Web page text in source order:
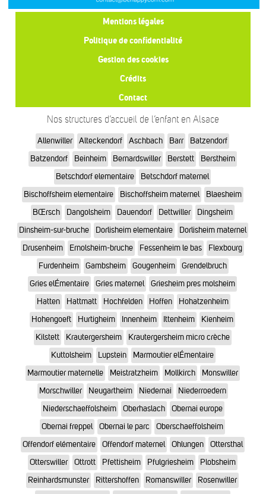
Mentions légales
Politique de confidentialité
Gestion des cookies
Crédits
Contact
Nos structures d’accueil de l’enfant en Alsace
Allenwiller Alteckendorf Aschbach Barr
Batzendorf
Batzendorf
Beinheim Bernardswiller Berstett
Berstheim
Betschdorf elementaire
Betschdorf maternel
Bischoffsheim elementaire
Bischoffsheim maternel
Blaesheim
BŒrsch
Dangolsheim Dauendorf Dettwiller
Dingsheim
Dinsheim-sur-bruche
Dorlisheim elementaire
Dorlisheim maternel
Drusenheim
Ernolsheim-bruche Fessenheim le bas
Flexbourg
Furdenheim
Gambsheim Gougenheim
Grendelbruch
Gries elÉmentaire
Gries maternel
Griesheim pres molsheim
Hatten
Hattmatt Hochfelden Hoffen
Hohatzenheim
Hohengoeft
Hurtigheim Innenheim Ittenheim
Kienheim
Kilstett
Krautergersheim
Krautergersheim micro crèche
Kuttolsheim
Lupstein
Marmoutier elÉmentaire
Marmoutier maternelle
Meistratzheim Mollkirch
Monswiller
Morschwiller
Neugartheim Niedernai
Niederroedern
Niederschaeffolsheim
Oberhaslach
Obernai europe
Obernai freppel
Obernai le parc
Oberschaeffolsheim
Offendorf elémentaire
Offendorf maternel Ohlungen
Ottersthal
Otterswiller
Ottrott Pfettisheim Pfulgriesheim
Plobsheim
Reinhardsmunster
Rittershoffen Romanswiller
Rosenwiller